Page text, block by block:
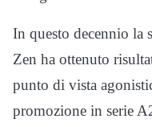
In questo decennio la
Zen ha ottenuto
punto di vista
promozione in serie